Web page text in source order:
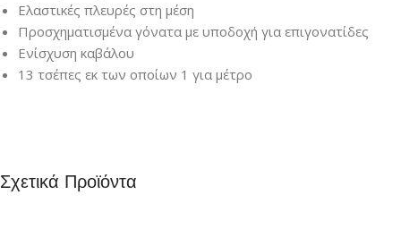
Ελαστικές πλευρές στη μέση
Προσχηματισμένα γόνατα με υποδοχή για επιγονατίδες
Ενίσχυση καβάλου
13 τσέπες εκ των οποίων 1 για μέτρο
Σχετικά Προϊόντα